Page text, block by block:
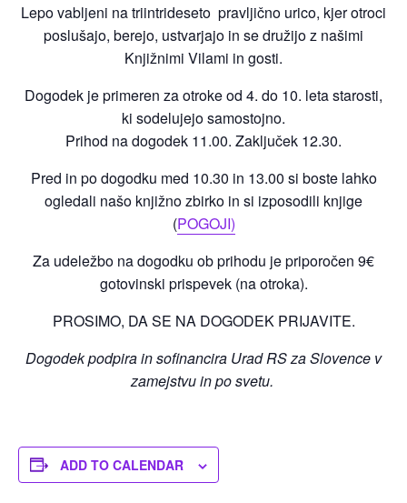
Lepo vabljeni na triintrideseto pravljično urico, kjer otroci
poslušajo, berejo, ustvarjajo in se družijo z našimi
Knjižnimi Vilami in gosti.
Dogodek je primeren za otroke od 4. do 10. leta starosti,
ki sodelujejo samostojno.
Prihod na dogodek 11.00. Zaključek 12.30.
Pred in po dogodku med 10.30 in 13.00 si boste lahko
ogledali našo knjižno zbirko in si izposodili knjige
(POGOJI)
Za udeležbo na dogodku ob prihodu je priporočen 9€
gotovinski prispevek (na otroka).
PROSIMO, DA SE NA DOGODEK PRIJAVITE.
Dogodek podpira in sofinancira Urad RS za Slovence v
zamejstvu in po svetu.
ADD TO CALENDAR